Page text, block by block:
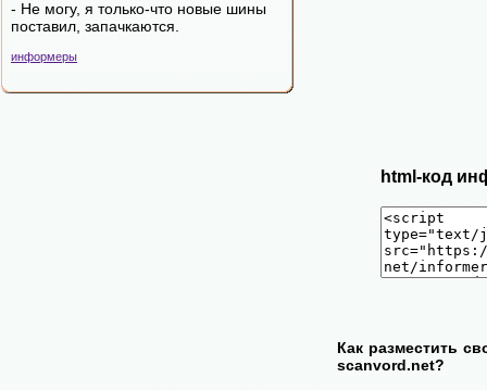
- Hе могy, я только-что новые шины
поставил, запачкаются.
информеры
html-код
Как разместить
scanvord.net?